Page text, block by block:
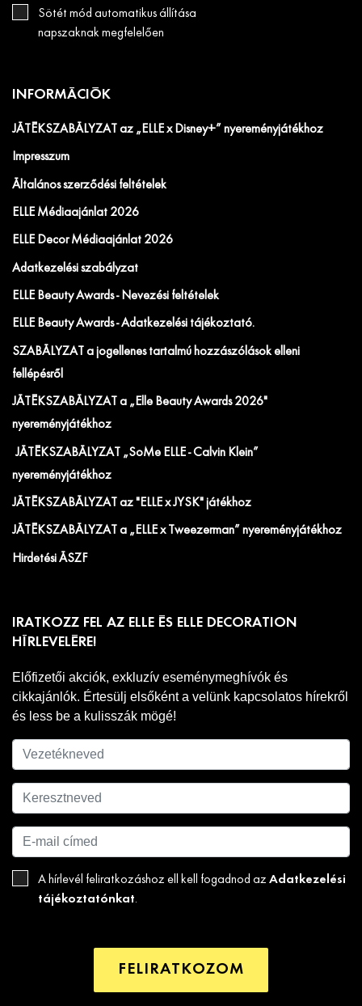
Sötét mód automatikus állítása
napszaknak megfelelően
INFORMÁCIÓK
JÁTÉKSZABÁLYZAT az „ELLE x Disney+” nyereményjátékhoz
Impresszum
Általános szerződési feltételek
ELLE Médiaajánlat 2026
ELLE Decor Médiaajánlat 2026
Adatkezelési szabályzat
ELLE Beauty Awards - Nevezési feltételek
ELLE Beauty Awards - Adatkezelési tájékoztató.
SZABÁLYZAT a jogellenes tartalmú hozzászólások elleni
fellépésről
JÁTÉKSZABÁLYZAT a „Elle Beauty Awards 2026"
nyereményjátékhoz
JÁTÉKSZABÁLYZAT „SoMe ELLE - Calvin Klein”
nyereményjátékhoz
JÁTÉKSZABÁLYZAT az "ELLE x JYSK" játékhoz
JÁTÉKSZABÁLYZAT a „ELLE x Tweezerman” nyereményjátékhoz
Hirdetési ÁSZF
IRATKOZZ FEL AZ ELLE ÉS ELLE DECORATION
HÍRLEVELÉRE!
Előfizetői akciók, exkluzív eseménymeghívók és
cikkajánlók. Értesülj elsőként a velünk kapcsolatos hírekről
és less be a kulisszák mögé!
A hírlevél feliratkozáshoz ell kell fogadnod az Adatkezelési
tájékoztatónkat.
FELIRATKOZOM